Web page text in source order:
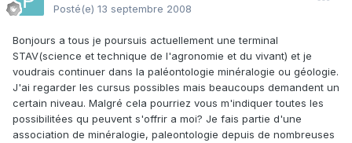
Posté(e) 13 septembre 2008
Bonjours a tous je poursuis actuellement une terminal
STAV(science et technique de l'agronomie et du vivant) et je
voudrais continuer dans la paléontologie minéralogie ou géologie.
J'ai regarder les cursus possibles mais beaucoups demandent un
certain niveau. Malgré cela pourriez vous m'indiquer toutes les
possibilitées qu peuvent s'offrir a moi? Je fais partie d'une
association de minéralogie, paleontologie depuis de nombreuses